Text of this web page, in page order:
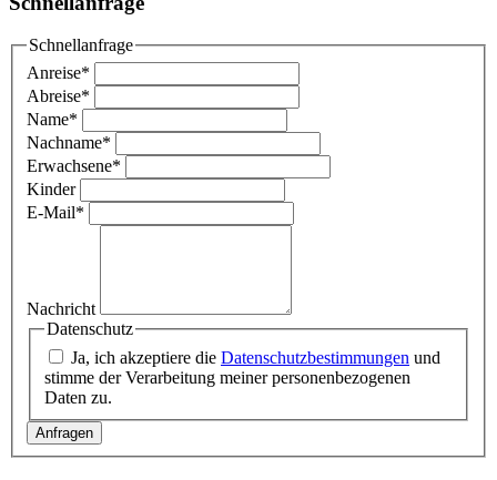
Schnellanfrage
Anreise*
Abreise*
Name*
Nachname*
Erwachsene*
Kinder
E-Mail*
Nachricht
Datenschutz
Ja, ich akzeptiere die Datenschutzbestimmungen und
stimme der Verarbeitung meiner personenbezogenen
Daten zu.